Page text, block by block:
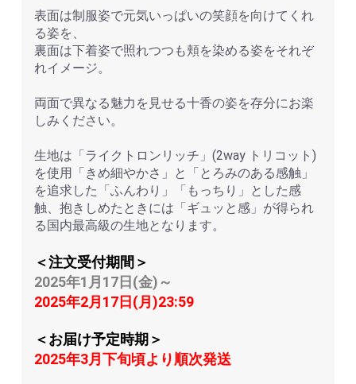
表面は制服姿で元気いっぱいの笑顔を向けてくれ
る姿を、
裏面は下着姿で照れつつも頬を染める姿をそれぞ
れイメージ。
両面で異なる魅力を見せる十香の姿を存分にお楽
しみください。
生地は「ライクトロンリッチ」(2way トリコット)
を使用「きめ細やかさ」と「とろみのある感触」
を追求した「ふんわり」「もっちり」とした感
触、抱きしめたときには「ギュッと感」が得られ
る国内最高級の生地となります。
＜注文受付期間＞
2025年1月17日(金)～
2025年2月17日(月)23:59
＜お届け予定時期＞
2025年3月下旬頃より順次発送